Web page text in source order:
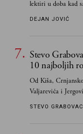
lektiri u doba kad
Smatrao sam da
DEJAN JOVIĆ
Stevo
10 najboljih
Od Kiša,
Valjarevića i
STEVO GRABOVAC